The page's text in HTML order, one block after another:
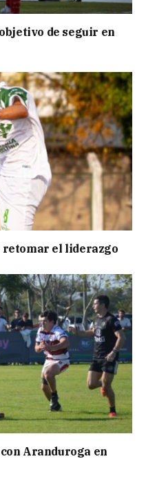
de seguir en
retomar el liderazgo
Aranduroga en